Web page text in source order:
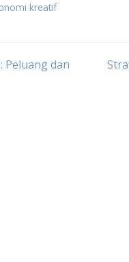
kreatif
Peluang dan